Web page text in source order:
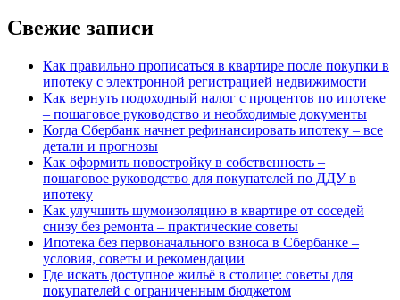
Свежие записи
Как правильно прописаться в квартире после покупки в
ипотеку с электронной регистрацией недвижимости
Как вернуть подоходный налог с процентов по ипотеке
– пошаговое руководство и необходимые документы
Когда Сбербанк начнет рефинансировать ипотеку – все
детали и прогнозы
Как оформить новостройку в собственность –
пошаговое руководство для покупателей по ДДУ в
ипотеку
Как улучшить шумоизоляцию в квартире от соседей
снизу без ремонта – практические советы
Ипотека без первоначального взноса в Сбербанке –
условия, советы и рекомендации
Где искать доступное жильё в столице: советы для
покупателей с ограниченным бюджетом